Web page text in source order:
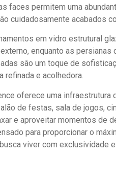
faces permitem uma
cuidadosamente acabados
em vidro estrutural
enquanto as
são um toque de
refinada e acolhedora.
oferece uma infraestrutura
de festas, sala de jogos,
e aproveitar momentos de
para proporcionar o
viver com exclusividade